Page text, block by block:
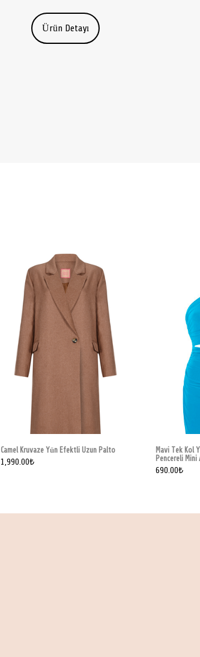
Ürün Detayı
Camel Kruvaze Yün Efektli Uzun Palto
1,990.00₺
Mavi Tek Kol
Pencereli
690.00₺